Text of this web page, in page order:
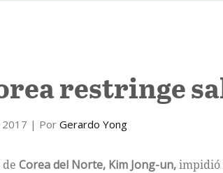
restringe
| Por Gerardo Yong
Corea del Norte, Kim Jong-un,impidió